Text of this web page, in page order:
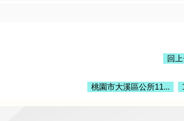
回
桃園市大溪區公所11...